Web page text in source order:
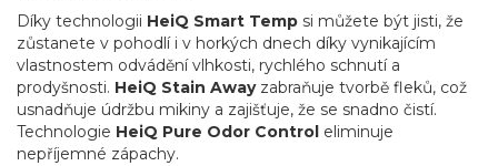
Díky technologii HeiQ Smart Temp si můžete být jisti, že
zůstanete v pohodlí i v horkých dnech díky vynikajícím
vlastnostem odvádění vlhkosti, rychlého schnutí a
prodyšnosti. HeiQ Stain Awayzabraňuje tvorbě fleků, což
usnadňuje údržbu mikiny a zajišťuje, že se snadno čistí.
Technologie HeiQ Pure Odor Control eliminuje
nepříjemné zápachy.